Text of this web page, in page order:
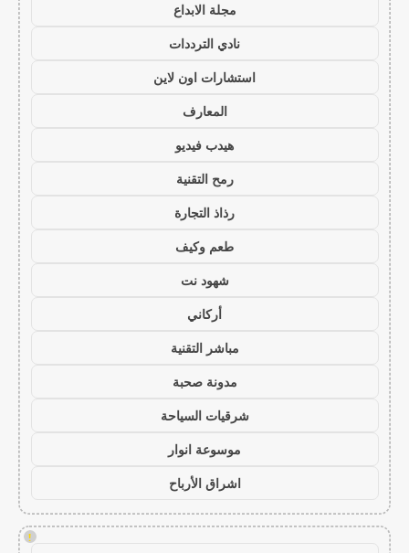
مجلة الابداع
نادي الترددات
استشارات اون لاين
المعارف
هيدب فيديو
رمح التقنية
رذاذ التجارة
طعم وكيف
شهود نت
أركاني
مباشر التقنية
مدونة صحبة
شرقيات السياحة
موسوعة انوار
اشراق الأرباح
!